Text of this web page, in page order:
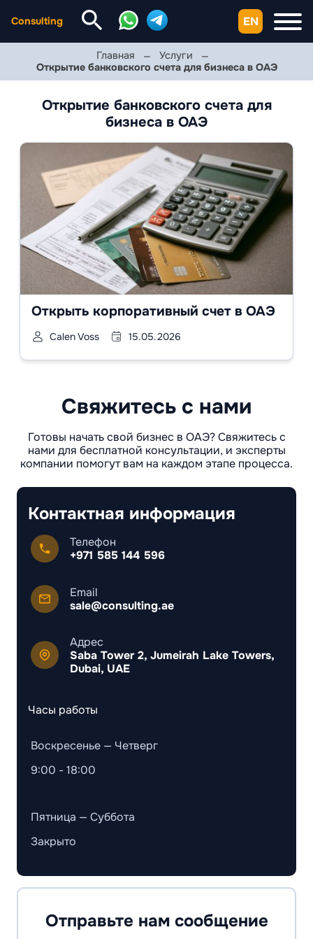
Consulting EN
Главная
Услуги
Открытие банковского счета для бизнеса в ОАЭ
Открытие банковского счета для
бизнеса в ОАЭ
Открыть корпоративный счет в ОАЭ
Calen Voss 15.05.2026
Свяжитесь с нами
Готовы начать свой бизнес в ОАЭ? Свяжитесь с
нами для бесплатной консультации, и эксперты
компании помогут вам на каждом этапе процесса.
Контактная информация
Телефон
+971 585 144 596
Email
sale@consulting.ae
Адрес
Saba Tower 2, Jumeirah Lake Towers,
Dubai, UAE
Часы работы
Воскресенье — Четверг
9:00 - 18:00
Пятница — Суббота
Закрыто
Отправьте нам сообщение